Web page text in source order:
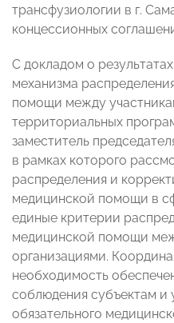
трансфузиологии в г.
концессионных
С докладом о
механизма
помощи между
территориальных
заместитель
в рамках которого
распределения и
медицинской помощи в
единые критерии
медицинской помощи
организациями.
необходимость
соблюдения субъектам и
обязательного